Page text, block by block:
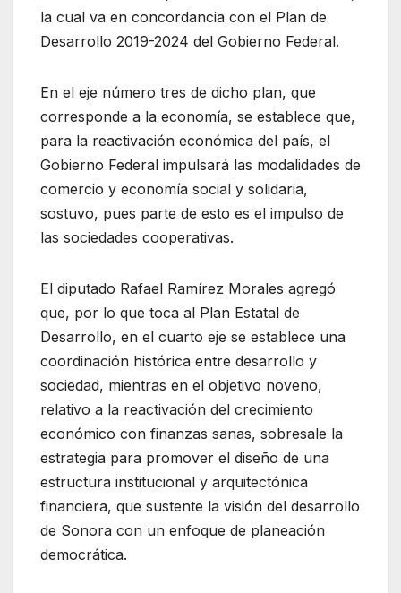
la cual va en concordancia con el Plan de
Desarrollo 2019-2024 del Gobierno Federal.
En el eje número tres de dicho plan, que
corresponde a la economía, se establece que,
para la reactivación económica del país, el
Gobierno Federal impulsará las modalidades de
comercio y economía social y solidaria,
sostuvo, pues parte de esto es el impulso de
las sociedades cooperativas.
El diputado Rafael Ramírez Morales agregó
que, por lo que toca al Plan Estatal de
Desarrollo, en el cuarto eje se establece una
coordinación histórica entre desarrollo y
sociedad, mientras en el objetivo noveno,
relativo a la reactivación del crecimiento
económico con finanzas sanas, sobresale la
estrategia para promover el diseño de una
estructura institucional y arquitectónica
financiera, que sustente la visión del desarrollo
de Sonora con un enfoque de planeación
democrática.